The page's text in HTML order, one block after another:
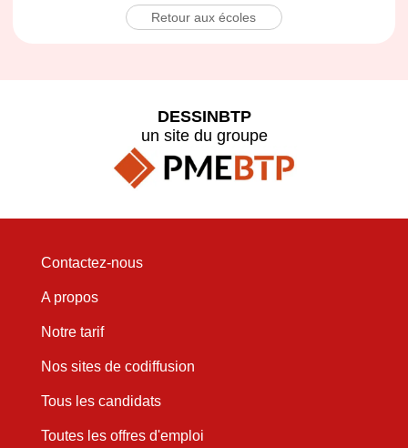
Retour aux écoles
DESSINBTP
un site du groupe
Contactez-nous
A propos
Notre tarif
Nos sites de codiffusion
Tous les candidats
Toutes les offres d'emploi